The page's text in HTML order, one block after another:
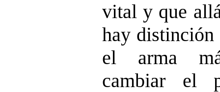
vital y que
hay distinción
el arma
cambiar el